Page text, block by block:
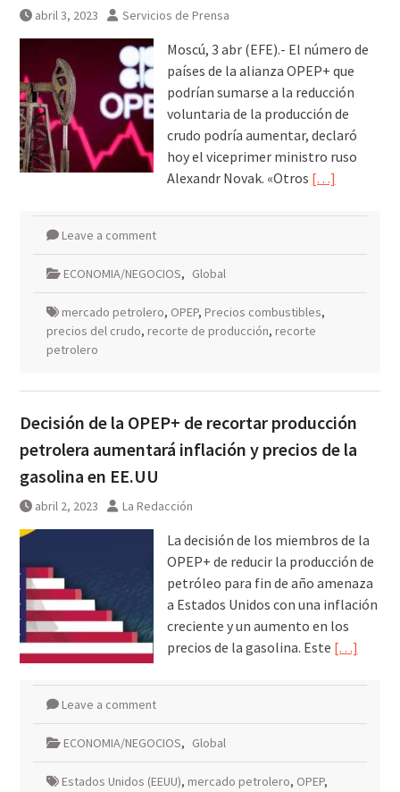
abril 3, 2023 Servicios de Prensa
Moscú, 3 abr (EFE).- El número de
países de la alianza OPEP+ que
podrían sumarse a la reducción
voluntaria de la producción de
crudo podría aumentar, declaró
hoy el viceprimer ministro ruso
Alexandr Novak. «Otros […]
Leave a comment
ECONOMIA/NEGOCIOS, Global
mercado petrolero, OPEP, Precios combustibles,
precios del crudo, recorte de producción, recorte
petrolero
Decisión de la OPEP+ de recortar producción
petrolera aumentará inflación y precios de la
gasolina en EE.UU
abril 2, 2023 La Redacción
La decisión de los miembros de la
OPEP+ de reducir la producción de
petróleo para fin de año amenaza
a Estados Unidos con una inflación
creciente y un aumento en los
precios de la gasolina. Este […]
Leave a comment
ECONOMIA/NEGOCIOS, Global
Estados Unidos (EEUU), mercado petrolero, OPEP,